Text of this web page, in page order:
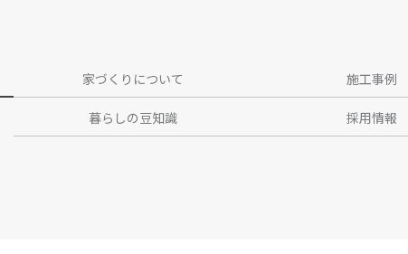
家づくりについて 施工事例
暮らしの豆知識 採用情報